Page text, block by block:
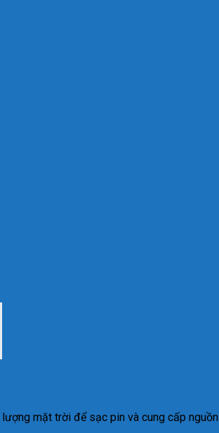
lượng mặt trời để sạc pin và cung cấp nguồn